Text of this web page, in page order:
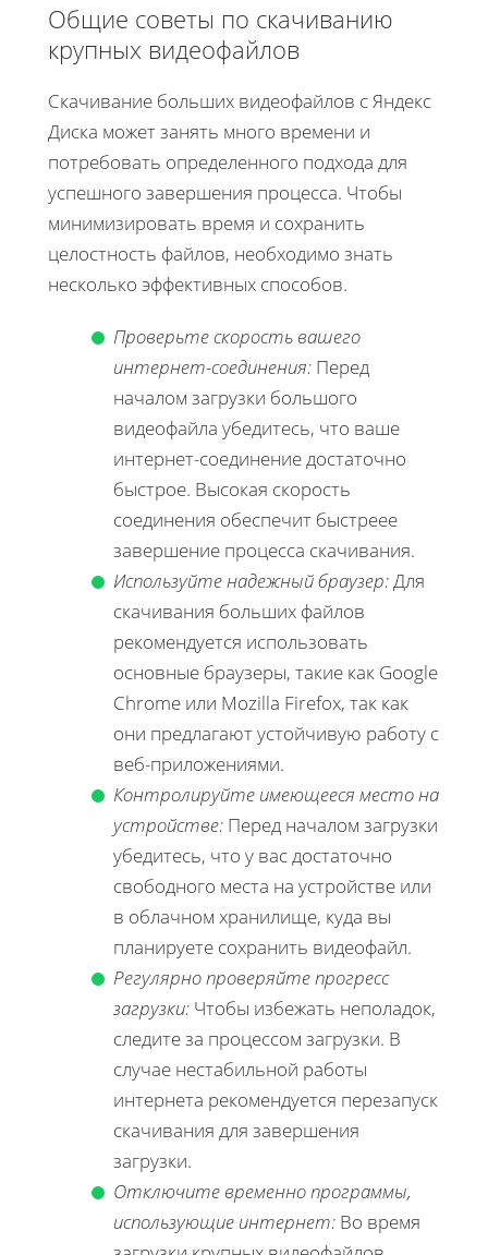
Общие советы по скачиванию
крупных видеофайлов
Скачивание больших видеофайлов с Яндекс
Диска может занять много времени и
потребовать определенного подхода для
успешного завершения процесса. Чтобы
минимизировать время и сохранить
целостность файлов, необходимо знать
несколько эффективных способов.
Проверьте скорость вашего
интернет-соединения: Перед
началом загрузки большого
видеофайла убедитесь, что ваше
интернет-соединение достаточно
быстрое. Высокая скорость
соединения обеспечит быстреее
завершение процесса скачивания.
Используйте надежный браузер:Для
скачивания больших файлов
рекомендуется использовать
основные браузеры, такие как Google
Chrome или Mozilla Firefox, так как
они предлагают устойчивую работу с
веб-приложениями.
Контролируйте имеющееся место на
устройстве: Перед началом загрузки
убедитесь, что у вас достаточно
свободного места на устройстве или
в облачном хранилище, куда вы
планируете сохранить видеофайл.
Регулярно проверяйте прогресс
загрузки: Чтобы избежать неполадок,
следите за процессом загрузки. В
случае нестабильной работы
интернета рекомендуется перезапуск
скачивания для завершения
загрузки.
Отключите временно программы,
использующие интернет: Во время